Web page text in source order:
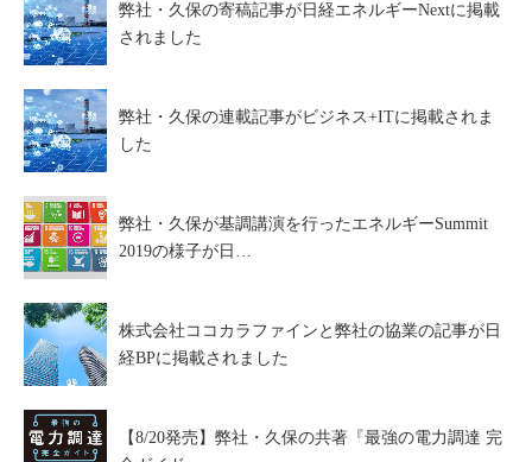
弊社・久保の寄稿記事が日経エネルギーNextに掲載
されました
弊社・久保の連載記事がビジネス+ITに掲載されま
した
弊社・久保が基調講演を行ったエネルギーSummit
2019の様子が日…
株式会社ココカラファインと弊社の協業の記事が日
経BPに掲載されました
【8/20発売】弊社・久保の共著『最強の電力調達 完